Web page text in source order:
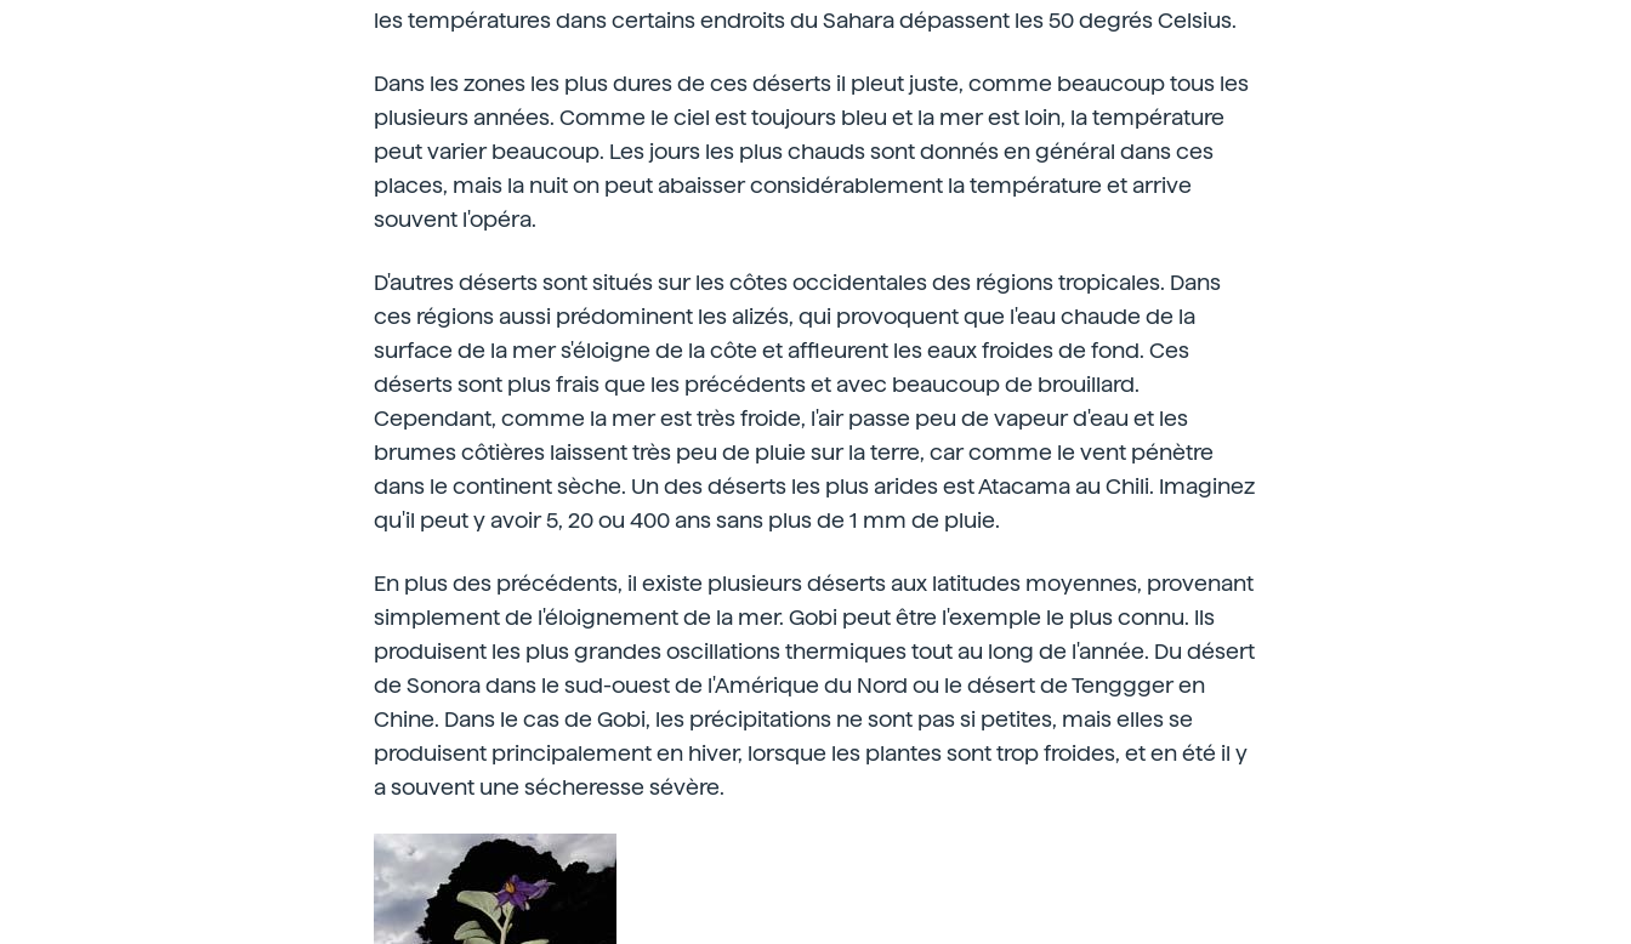
les températures dans certains endroits du Sahara dépassent les 50 degrés Celsius.
Dans les zones les plus dures de ces déserts il pleut juste, comme beaucoup tous les
plusieurs années. Comme le ciel est toujours bleu et la mer est loin, la température
peut varier beaucoup. Les jours les plus chauds sont donnés en général dans ces
places, mais la nuit on peut abaisser considérablement la température et arrive
souvent l'opéra.
D'autres déserts sont situés sur les côtes occidentales des régions tropicales. Dans
ces régions aussi prédominent les alizés, qui provoquent que l'eau chaude de la
surface de la mer s'éloigne de la côte et affleurent les eaux froides de fond. Ces
déserts sont plus frais que les précédents et avec beaucoup de brouillard.
Cependant, comme la mer est très froide, l'air passe peu de vapeur d'eau et les
brumes côtières laissent très peu de pluie sur la terre, car comme le vent pénètre
dans le continent sèche. Un des déserts les plus arides est Atacama au Chili. Imaginez
qu'il peut y avoir 5, 20 ou 400 ans sans plus de 1 mm de pluie.
En plus des précédents, il existe plusieurs déserts aux latitudes moyennes, provenant
simplement de l'éloignement de la mer. Gobi peut être l'exemple le plus connu. Ils
produisent les plus grandes oscillations thermiques tout au long de l'année. Du désert
de Sonora dans le sud-ouest de l'Amérique du Nord ou le désert de Tenggger en
Chine. Dans le cas de Gobi, les précipitations ne sont pas si petites, mais elles se
produisent principalement en hiver, lorsque les plantes sont trop froides, et en été il y
a souvent une sécheresse sévère.